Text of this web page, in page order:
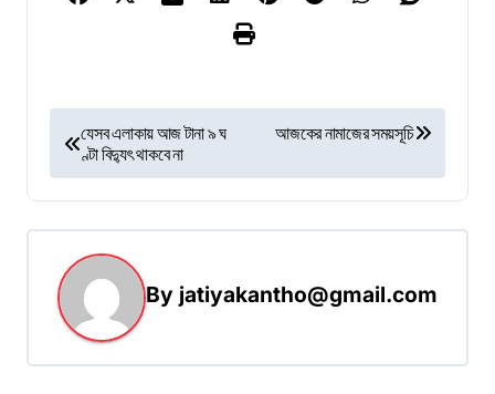
s
t
n
a
যেসব এলাকায় আজ টানা ৯ ঘ
ণ্টা বিদ্যুৎ থাকবে না
আজকের নামাজের সময়সূচি
By jatiyakantho@gmail.com